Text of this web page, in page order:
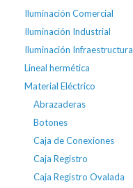
Iluminación Comercial
Iluminación Industrial
Iluminación Infraestructura
Lineal hermética
Material Eléctrico
Abrazaderas
Botones
Caja de Conexiones
Caja Registro
Caja Registro Ovalada